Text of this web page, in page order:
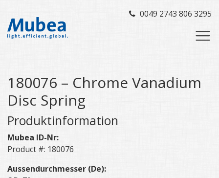
0049 2743 806 3295
180076 – Chrome Vanadium
Disc Spring
Produktinformation
Mubea ID-Nr:
Product #: 180076
Aussendurchmesser (De):